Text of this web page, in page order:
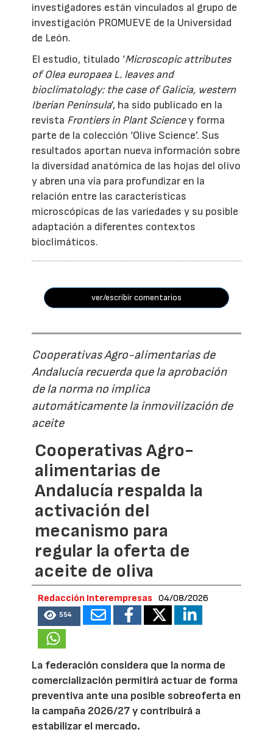
investigadores están vinculados al grupo de
investigación PROMUEVE de la Universidad
de León.
El estudio, titulado ‘Microscopic attributes
of Olea europaea L. leaves and
bioclimatology: the case of Galicia, western
Iberian Peninsula’, ha sido publicado en la
revista Frontiers in Plant Sciencey forma
parte de la colección ‘Olive Science’. Sus
resultados aportan nueva información sobre
la diversidad anatómica de las hojas del olivo
y abren una vía para profundizar en la
relación entre las características
microscópicas de las variedades y su posible
adaptación a diferentes contextos
bioclimáticos.
ver/escribir comentarios
Cooperativas Agro-alimentarias de
Andalucía recuerda que la aprobación
de la norma no implica
automáticamente la inmovilización de
aceite
Cooperativas Agro-
alimentarias de
Andalucía respalda la
activación del
mecanismo para
regular la oferta de
aceite de oliva
Redacción Interempresas 04/08/2026
554
La federación considera que la norma de
comercialización permitirá actuar de forma
preventiva ante una posible sobreoferta en
la campaña 2026/27 y contribuirá a
estabilizar el mercado.